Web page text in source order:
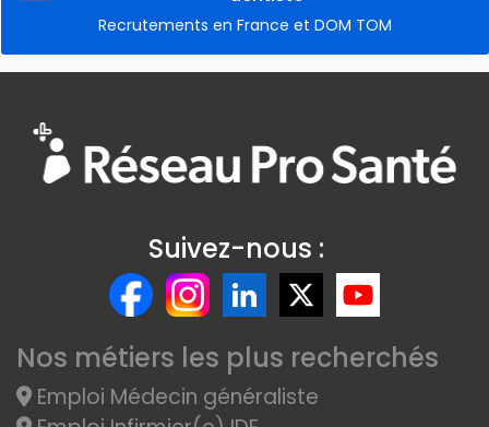
Recrutements en France et DOM TOM
Suivez-nous :
Nos métiers les plus recherchés
Emploi Médecin généraliste